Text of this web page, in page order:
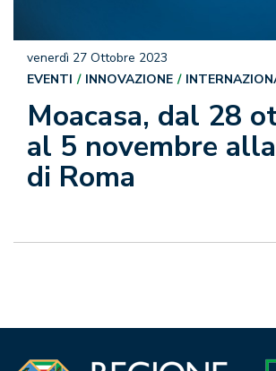
Moacasa, dal 28
al 5 novembre
di Roma
venerdì 27 Ottobre 2023
EVENTI
INNOVAZIONE